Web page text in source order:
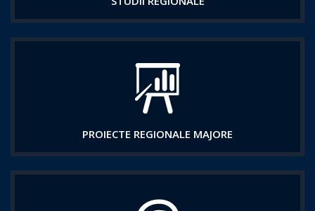
PROIECTE REGIONALE MAJORE